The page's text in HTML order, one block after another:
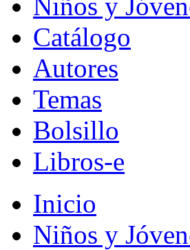
Catálogo
Autores
Temas
Bolsillo
Libros-e
Inicio
Niños y